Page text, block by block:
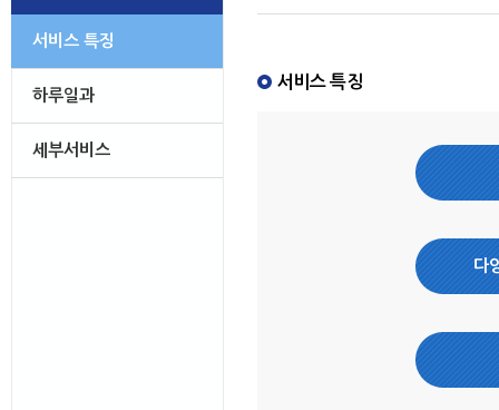
서비스 특징
하루일과
세부서비스
서비스 특징
다